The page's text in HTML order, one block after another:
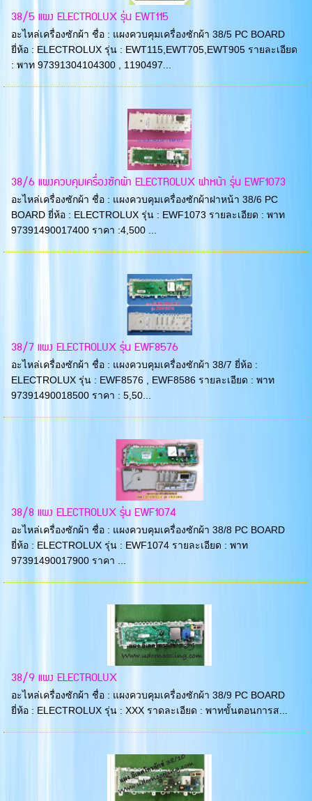
38/5 แผง ELECTROLUX รุ่น EWT115
อะไหล่เครื่องซักผ้า ชื่อ : แผงควบคุมเครื่องซักผ้า 38/5 PC BOARD
ยี่ห้อ : ELECTROLUX รุ่น : EWT115,EWT705,EWT905 รายละเอียด
: พาท 97391304104300 , 1190497...
38/6 แผงควบคุมเครื่องซักผ้า ELECTROLUX ฝาหน้า รุ่น EWF1073
อะไหล่เครื่องซักผ้า ชื่อ : แผงควบคุมเครื่องซักผ้าฝาหน้า 38/6 PC
BOARD ยี่ห้อ : ELECTROLUX รุ่น : EWF1073 รายละเอียด : พาท
97391490017400 ราคา :4,500 ...
38/7 แผง ELECTROLUX รุ่น EWF8576
อะไหล่เครื่องซักผ้า ชื่อ : แผงควบคุมเครื่องซักผ้า 38/7 ยี่ห้อ :
ELECTROLUX รุ่น : EWF8576 , EWF8586 รายละเอียด : พาท
97391490018500 ราคา : 5,50...
38/8 แผง ELECTROLUX รุ่น EWF1074
อะไหล่เครื่องซักผ้า ชื่อ : แผงควบคุมเครื่องซักผ้า 38/8 PC BOARD
ยี่ห้อ : ELECTROLUX รุ่น : EWF1074 รายละเอียด : พาท
97391490017900 ราคา ...
38/9 แผง ELECTROLUX
อะไหล่เครื่องซักผ้า ชื่อ : แผงควบคุมเครื่องซักผ้า 38/9 PC BOARD
ยี่ห้อ : ELECTROLUX รุ่น : XXX ราดละเอียด : พาทขั้นตอนการส...